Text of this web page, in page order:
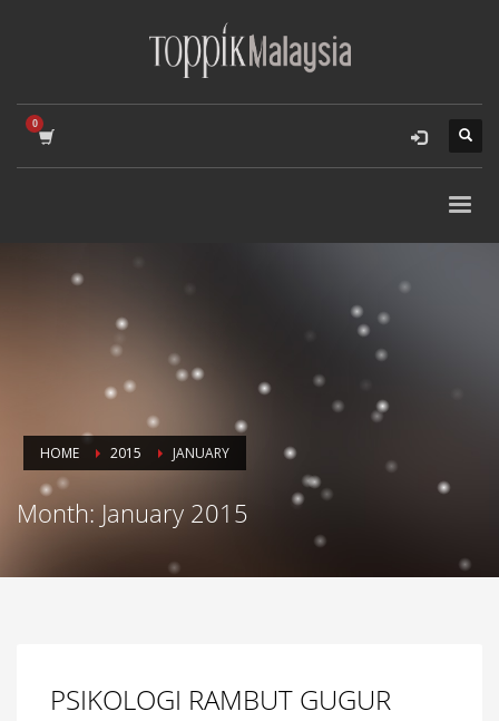
HOME 2015 JANUARY
Month: January 2015
PSIKOLOGI RAMBUT GUGUR